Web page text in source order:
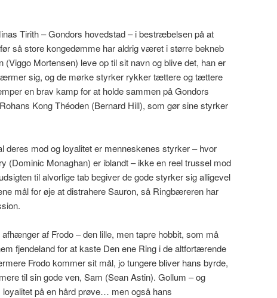
Tirith – Gondors hovedstad – i bestræbelsen på at
så store kongedømme har aldrig været i større bekneb
(Viggo Mortensen) leve op til sit navn og blive det, han er
sig, og de mørke styrker rykker tættere og tættere
en brav kamp for at holde sammen på Gondors
Kong Théoden (Bernard Hill), som gør sine styrker
deres mod og loyalitet er menneskenes styrker – hvor
(Dominic Monaghan) er iblandt – ikke en reel trussel mod
til alvorlige tab begiver de gode styrker sig alligevel
mål for øje at distrahere Sauron, så Ringbæreren har
af Frodo – den lille, men tapre hobbit, som må
fjendeland for at kaste Den ene Ring i de altfortærende
Frodo kommer sit mål, jo tungere bliver hans byrde,
til sin gode ven, Sam (Sean Astin). Gollum – og
på en hård prøve… men også hans